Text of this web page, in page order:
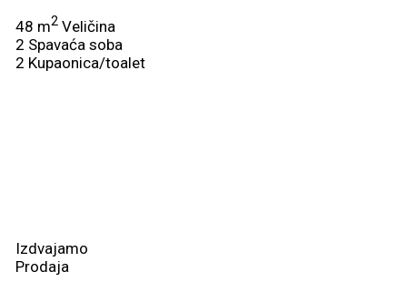
48 m2 Veličina
2 Spavaća soba
2 Kupaonica/toalet
Izdvajamo
Prodaja